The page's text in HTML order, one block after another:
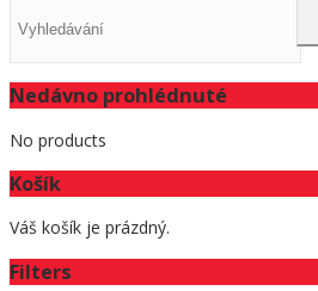
Nedávno prohlédnuté
No products
Košík
Váš košík je prázdný.
Filters